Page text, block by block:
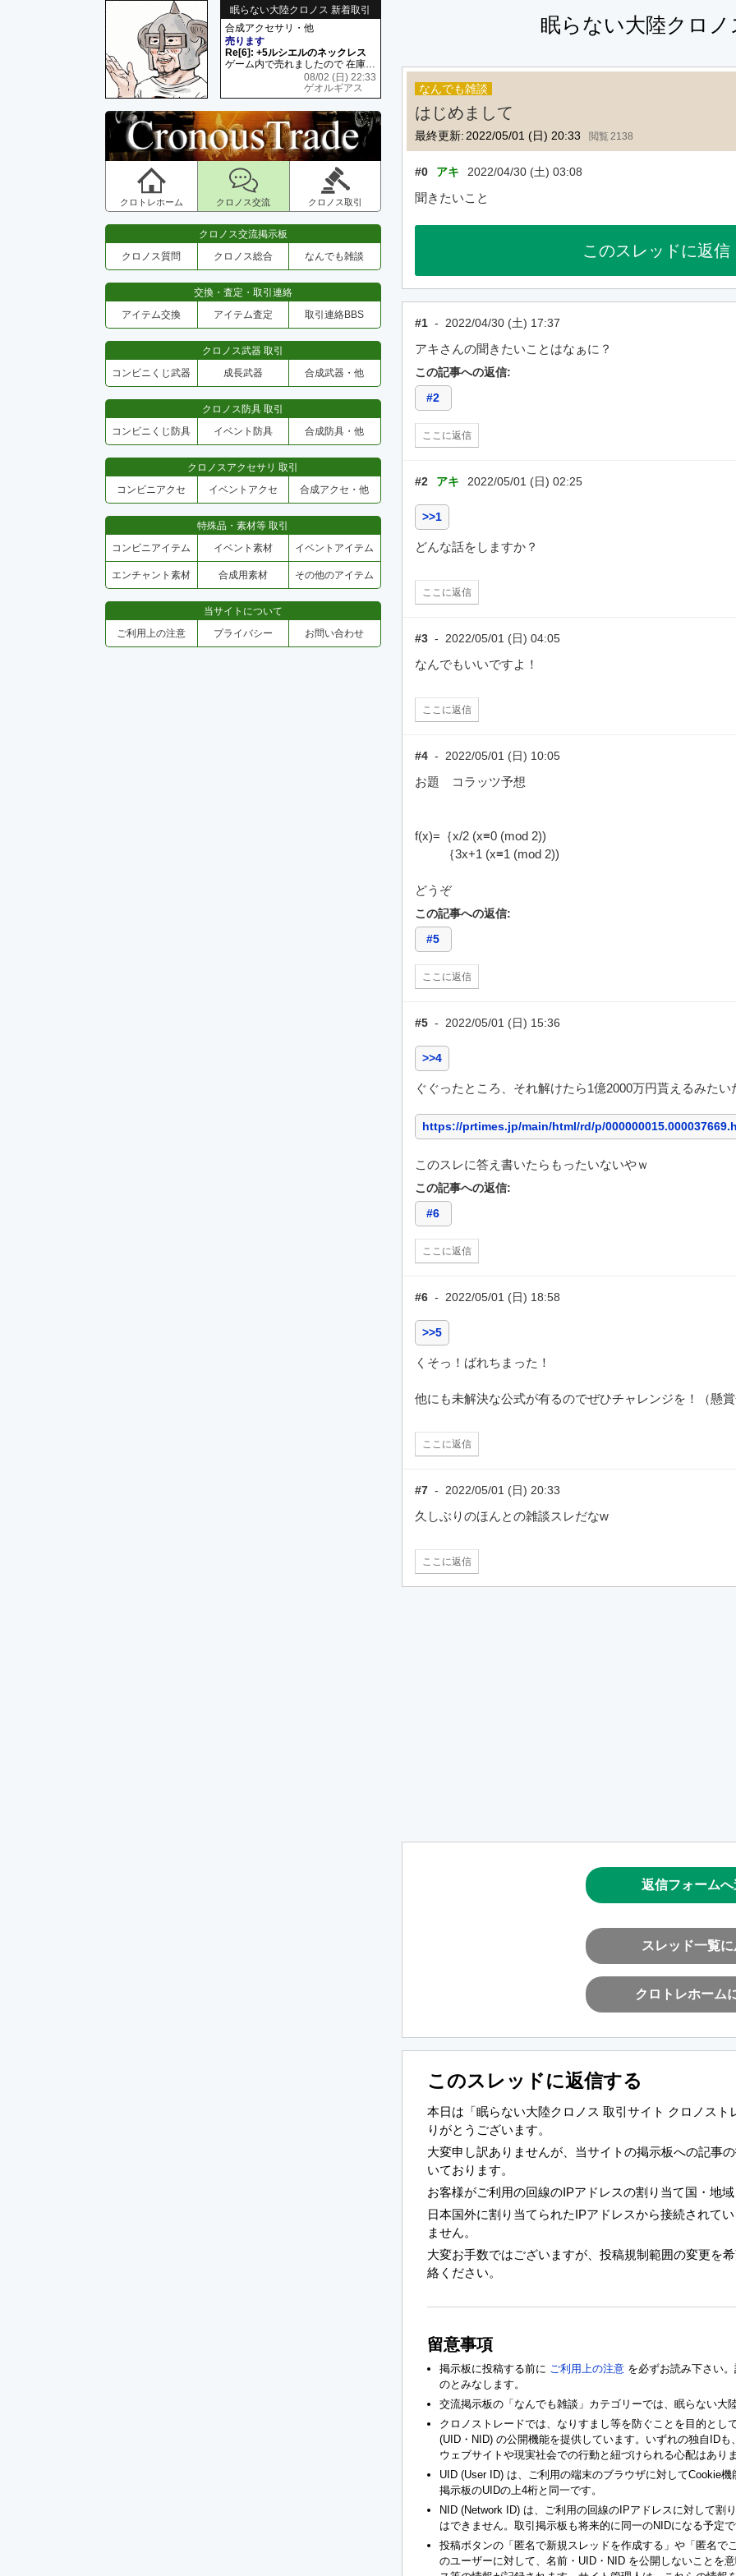
眠らない大陸クロノス 新着取引
合成アクセサリ・他
売ります
Re[6]: +5ルシエルのネックレス
ゲーム内で売れましたので 在庫がネク1 リング4 となります リングのお値段は80G といたします
08/02 (日) 22:33
ゲオルギアス
クロトレホーム クロノス交流 クロノス取引
クロノス交流掲示板
クロノス質問
クロノス総合 なんでも雑談
交換・査定・取引連絡
アイテム交換
アイテム査定 取引連絡BBS
クロノス武器 取引
コンビニくじ武器
成長武器 合成武器・他
クロノス防具 取引
コンビニくじ防具
イベント防具 合成防具・他
クロノスアクセサリ 取引
コンビニアクセ
イベントアクセ 合成アクセ・他
特殊品・素材等 取引
コンビニアイテム
イベント素材 イベントアイテム
エンチャント素材 合成用素材 その他のアイテム
当サイトについて
ご利用上の注意
プライバシー お問い合わせ
眠らない大陸クロ
なんでも雑談
はじめまして
最終更新: 2022/05/01 (日) 20:33 2138
#0 アキ 2022/04/30 (土) 03:08
聞きたいこと
このスレッドに返信
#1 - 2022/04/30 (土) 17:37
アキさんの聞きたいことはなぁに？
この記事への返信:
#2
ここに返信
#2 アキ 2022/05/01 (日) 02:25
>>1
どんな話をしますか？
ここに返信
#3 - 2022/05/01 (日) 04:05
なんでもいいですよ！
ここに返信
#4 - 2022/05/01 (日) 10:05
お題 コラッツ予想
f(x)=｛x/2 (x≡0 (mod 2))
｛3x+1 (x≡1 (mod 2))
どうぞ
この記事への返信:
#5
ここに返信
#5 - 2022/05/01 (日) 15:36
>>4
ぐぐったところ、それ解けたら1億2000万円貰えるみたい
https://prtimes.jp/main/html/rd/p/
このスレに答え書いたらもったいないやｗ
この記事への返信:
#6
ここに返信
#6 - 2022/05/01 (日) 18:58
>>5
くそっ！ばれちまった！
他にも未解決な公式が有るのでぜひチャレンジを！（懸
ここに返信
#7 - 2022/05/01 (日) 20:33
久しぶりのほんとの雑談スレだなw
ここに返信
返信フォームへ
スレッド一覧
クロトレホーム
このスレッドに返信する
本日は「眠らない大陸クロノス 取引サイト クロノス
りがとうございます。
大変申し訳ありませんが、当サイトの掲示板への記事
いております。
お客様がご利用の回線のIPアドレスの割り当て国・地
日本国外に割り当てられたIPアドレスから接続されて
ません。
大変お手数ではございますが、投稿規制範囲の変更を
絡ください。
留意事項
掲示板に投稿する前に ご利用上の注意を必ずお読み下さい
のとみなします。
交流掲示板の「なんでも雑談」カテゴリーでは、眠らない大
クロノストレードでは、なりすまし等を防ぐことを目的とし
(UID・NID) の公開機能を提供しています。いずれの独自ID
ウェブサイトや現実社会での行動と紐づけられる心配はあり
UID (User ID) は、ご利用の端末のブラウザに対してCookie
掲示板のUIDの上4桁と同一です。
NID (Network ID) は、ご利用の回線のIPアドレスに対して割
はできません。取引掲示板も将来的に同一のNIDになる予定
投稿ボタンの「匿名で新規スレッドを作成する」や「匿名で
のユーザーに対して、名前・UID・NID を公開しないことを